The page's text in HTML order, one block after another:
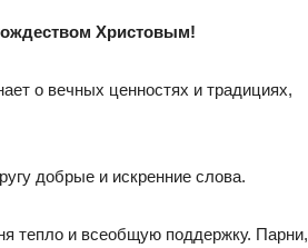
Христовым!
о вечных ценностях и традициях,
добрые и искренние слова.
тепло и всеобщую поддержку. Парни,